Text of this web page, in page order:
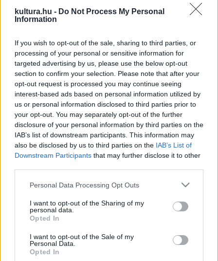
kultura.hu - Do Not Process My Personal
Information
If you wish to opt-out of the sale, sharing to third parties, or
processing of your personal or sensitive information for
targeted advertising by us, please use the below opt-out
section to confirm your selection. Please note that after your
opt-out request is processed you may continue seeing
interest-based ads based on personal information utilized by
us or personal information disclosed to third parties prior to
your opt-out. You may separately opt-out of the further
disclosure of your personal information by third parties on the
IAB’s list of downstream participants. This information may
also be disclosed by us to third parties on the IAB’s List of
Downstream Participants that may further disclose it to other
Please note that this website/app uses one or more Google
not limited to your visit or usage behaviour. You may click to
grant or deny consent to Google and its third-party tags to
use your data for below specified purposes in below Google
consent section.
Personal Data Processing Opt Outs
I want to opt-out of the Sharing of my
personal data.
Opted In
I want to opt-out of the Sale of my
Personal Data.
Opted In
„Ez a dal mindenképpen kakukktojás a lemezen. Először is
anyag hosszúsága miatt már nem fért fel, így ez csak
elektronikus platformokon fog megjelenni. A közönségnek
azt szoktam mondani, hogy ez az egyik rádióslágerünk,
mivel az egyszerű basszustéma szinte tánczenei hangulatot
kelt. Ha teljesen őszinte akarok lenni, aTáncoló Sárkány
egyfajta elefánt a porcelánboltban, aki annak ellenére kerül a
táncparkettre, hogy ehhez bármi tehetsége lenne. Az oka
én magam vagyok. Ez a dal olyan nekem, mint egy
önironikus tükörkép” – meséli a zenekarvezető, Gyémánt